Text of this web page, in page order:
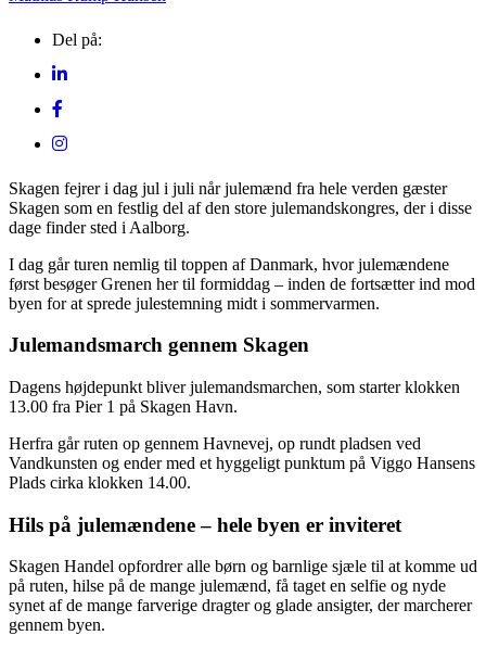
Del på:
Skagen fejrer i dag jul i juli når julemænd fra hele verden gæster
Skagen som en festlig del af den store julemandskongres, der i disse
dage finder sted i Aalborg.
I dag går turen nemlig til toppen af Danmark, hvor julemændene
først besøger Grenen her til formiddag – inden de fortsætter ind mod
byen for at sprede julestemning midt i sommervarmen.
Julemandsmarch gennem Skagen
Dagens højdepunkt bliver julemandsmarchen, som starter klokken
13.00 fra Pier 1 på Skagen Havn.
Herfra går ruten op gennem Havnevej, op rundt pladsen ved
Vandkunsten og ender med et hyggeligt punktum på Viggo Hansens
Plads cirka klokken 14.00.
Hils på julemændene – hele byen er inviteret
Skagen Handel opfordrer alle børn og barnlige sjæle til at komme ud
på ruten, hilse på de mange julemænd, få taget en selfie og nyde
synet af de mange farverige dragter og glade ansigter, der marcherer
gennem byen.